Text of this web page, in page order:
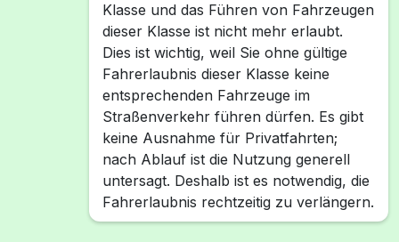
Klasse und das Führen von Fahrzeugen
dieser Klasse ist nicht mehr erlaubt.
Dies ist wichtig, weil Sie ohne gültige
Fahrerlaubnis dieser Klasse keine
entsprechenden Fahrzeuge im
Straßenverkehr führen dürfen. Es gibt
keine Ausnahme für Privatfahrten;
nach Ablauf ist die Nutzung generell
untersagt. Deshalb ist es notwendig, die
Fahrerlaubnis rechtzeitig zu verlängern.